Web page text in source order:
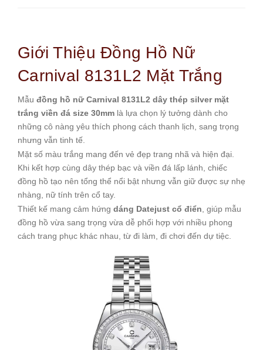
Giới Thiệu Đồng Hồ Nữ
Carnival 8131L2 Mặt Trắng
Mẫu đồng hồ nữ Carnival 8131L2 dây thép silver mặt
trắng viền đá size 30mm là lựa chọn lý tưởng dành cho
những cô nàng yêu thích phong cách thanh lịch, sang trọng
nhưng vẫn tinh tế.
Mặt số màu trắng mang đến vẻ đẹp trang nhã và hiện đại.
Khi kết hợp cùng dây thép bạc và viền đá lấp lánh, chiếc
đồng hồ tạo nên tổng thể nổi bật nhưng vẫn giữ được sự nhẹ
nhàng, nữ tính trên cổ tay.
Thiết kế mang cảm hứng dáng Datejust cổ điển , giúp mẫu
đồng hồ vừa sang trọng vừa dễ phối hợp với nhiều phong
cách trang phục khác nhau, từ đi làm, đi chơi đến dự tiệc.